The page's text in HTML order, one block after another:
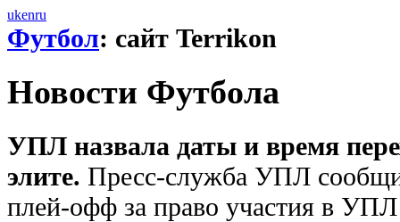
ukenru
Футбол: сайт Terrikon
Новости Футбола
УПЛ назвала даты и время
элите. Пресс-служба УПЛ
плей-офф за право участия в УПЛ